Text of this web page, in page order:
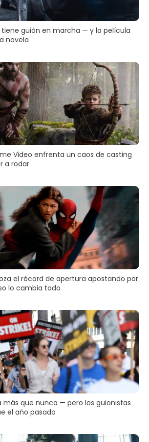
tiene guión en marcha — y la película
novela
Video enfrenta un caos de casting
a rodar
el récord de apertura apostando por
lo cambia todo
más que nunca — pero los guionistas
el año pasado